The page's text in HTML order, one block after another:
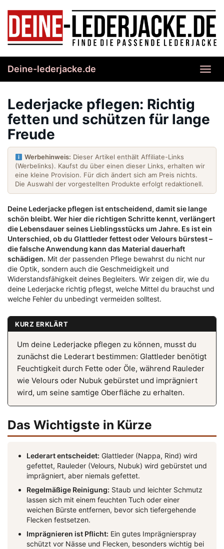
content
Deine-lederjacke.de
Lederjacke pflegen: Richtig
fetten und schützen für lange
Freude
Werbehinweis: Dieser Artikel enthält Affiliate-Links
(Werbelinks). Kaufst du über einen dieser Links, erhalten wir
eine kleine Provision. Für dich ändert sich am Preis nichts.
Die Auswahl der vorgestellten Produkte erfolgt redaktionell.
Deine Lederjacke pflegen ist entscheidend, damit sie lange
schön bleibt. Wer hier die richtigen Schritte kennt, verlängert
die Lebensdauer seines Lieblingsstücks um Jahre. Es ist ein
Unterschied, ob du Glattleder fettest oder Velours bürstest –
die falsche Anwendung kann das Material dauerhaft
schädigen. Mit der passenden Pflege bewahrst du nicht nur
die Optik, sondern auch die Geschmeidigkeit und
Widerstandsfähigkeit deines Begleiters. Wir zeigen dir, wie du
deine Lederjacke richtig pflegst, welche Mittel du brauchst und
welche Fehler du unbedingt vermeiden solltest.
KURZ ERKLÄRT
Um deine Lederjacke pflegen zu können, musst du
zunächst die Lederart bestimmen: Glattleder benötigt
Feuchtigkeit durch Fette oder Öle, während Rauleder
wie Velours oder Nubuk gebürstet und imprägniert
wird, um seine samtige Oberfläche zu erhalten.
Das Wichtigste in Kürze
Lederart entscheidet: Glattleder (Nappa, Rind) wird
gefettet, Rauleder (Velours, Nubuk) wird gebürstet und
imprägniert, aber niemals gefettet.
Regelmäßige Reinigung: Staub und leichter Schmutz
lassen sich mit einem feuchten Tuch oder einer
weichen Bürste entfernen, bevor sich tiefergehende
Flecken festsetzen.
Imprägnieren ist Pflicht: Ein gutes Imprägnierspray
schützt vor Nässe und Flecken, besonders wichtig bei